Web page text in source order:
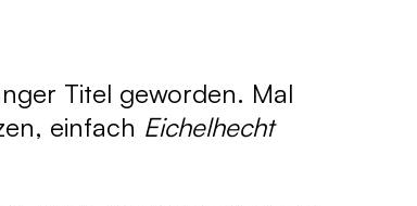
Titel geworden. Mal
einfach Eichelhecht